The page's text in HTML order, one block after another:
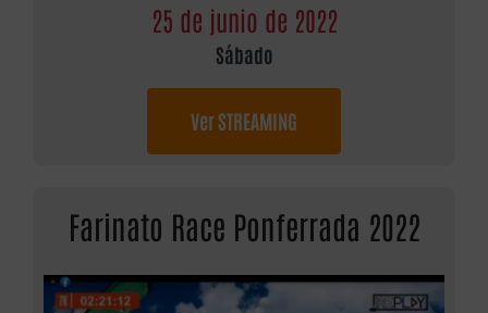
25 de junio de 2022
Sábado
Ver STREAMING
Farinato Race Ponferrada 2022